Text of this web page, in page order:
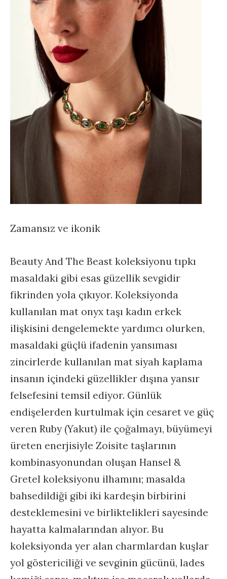
Zamansız ve ikonik
Beauty And The Beast koleksiyonu tıpkı
masaldaki gibi esas güzellik sevgidir
fikrinden yola çıkıyor. Koleksiyonda
kullanılan mat onyx taşı kadın erkek
ilişkisini dengelemekte yardımcı olurken,
masaldaki güçlü ifadenin yansıması
zincirlerde kullanılan mat siyah kaplama
insanın içindeki güzellikler dışına yansır
felsefesini temsil ediyor. Günlük
endişelerden kurtulmak için cesaret ve güç
veren Ruby (Yakut) ile çoğalmayı, büyümeyi
üreten enerjisiyle Zoisite taşlarının
kombinasyonundan oluşan Hansel &
Gretel koleksiyonu ilhamını; masalda
bahsedildiği gibi iki kardeşin birbirini
desteklemesini ve birliktelikleri sayesinde
hayatta kalmalarından alıyor. Bu
koleksiyonda yer alan charmlardan kuşlar
yol göstericiliği ve sevginin gücünü, lades